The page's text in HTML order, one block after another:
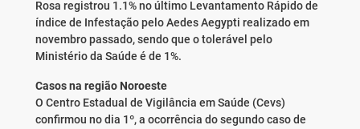
Rosa registrou 1.1% no último Levantamento Rápido de
índice de Infestação pelo Aedes Aegypti realizado em
novembro passado, sendo que o tolerável pelo
Ministério da Saúde é de 1%.
Casos na região Noroeste
O Centro Estadual de Vigilância em Saúde (Cevs)
confirmou no dia 1º, a ocorrência do segundo caso de